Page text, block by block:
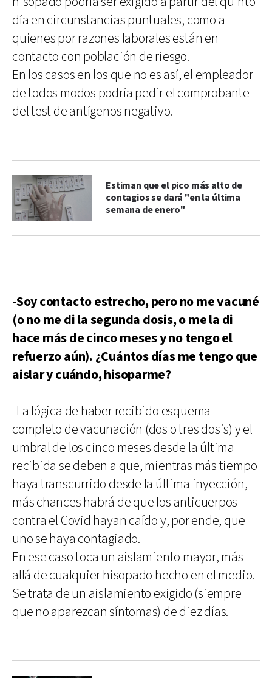
día en circunstancias puntuales, como a
quienes por razones laborales están en
contacto con población de riesgo.
En los casos en los que no es así, el empleador
de todos modos podría pedir el comprobante
del test de antígenos negativo.
Estiman que el pico más alto de
contagios se dará "en la última
semana de enero"
-Soy contacto estrecho, pero no me vacuné
(o no me di la segunda dosis, o me la di
hace más de cinco meses y no tengo el
refuerzo aún). ¿Cuántos días me tengo que
aislar y cuándo, hisoparme?
-La lógica de haber recibido esquema
completo de vacunación (dos o tres dosis) y el
umbral de los cinco meses desde la última
recibida se deben a que, mientras más tiempo
haya transcurrido desde la última inyección,
más chances habrá de que los anticuerpos
contra el Covid hayan caído y, por ende, que
uno se haya contagiado.
En ese caso toca un aislamiento mayor, más
allá de cualquier hisopado hecho en el medio.
Se trata de un aislamiento exigido (siempre
que no aparezcan síntomas) de diez días.